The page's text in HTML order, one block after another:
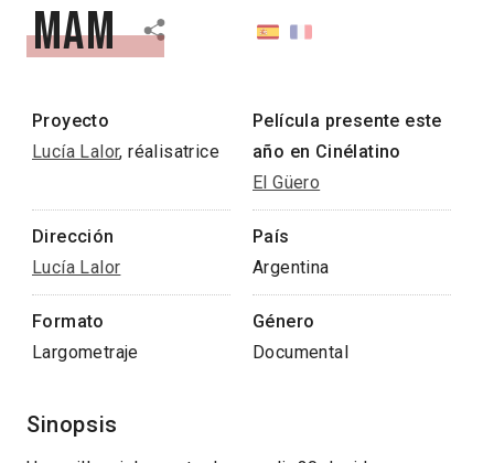
MAM
Proyecto
Lucía Lalor, réalisatrice
Película presente este
año en Cinélatino
El Güero
Dirección
Lucía Lalor
País
Argentina
Formato
Largometraje
Género
Documental
Sinopsis